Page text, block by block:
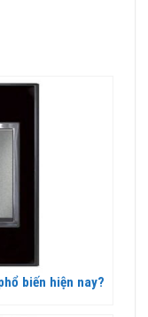
biến hiện nay?